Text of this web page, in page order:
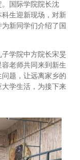
国际学院院长沈
生迎新现场，对新
新同学们介绍了国
学院中方院长宋旻
老师共同来到新生
题，让远离家乡的
学生活，为接下来